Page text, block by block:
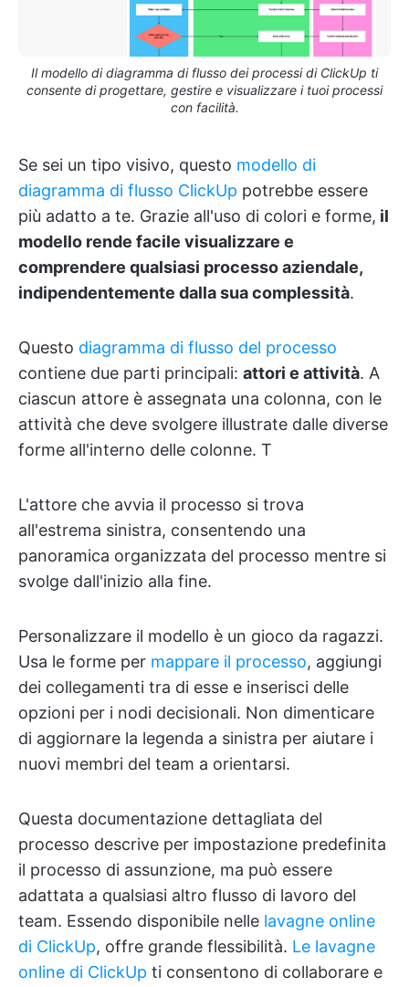
Il modello di diagramma di flusso dei processi di ClickUp ti
consente di progettare, gestire e visualizzare i tuoi processi
con facilità.
Se sei un tipo visivo, questo modello di
diagramma di flusso ClickUp potrebbe essere
più adatto a te. Grazie all'uso di colori e forme, il
modello rende facile visualizzare e
comprendere qualsiasi processo aziendale,
indipendentemente dalla sua complessità.
Questo diagramma di flusso del processo
contiene due parti principali: attori e attività. A
ciascun attore è assegnata una colonna, con le
attività che deve svolgere illustrate dalle diverse
forme all'interno delle colonne. T
L'attore che avvia il processo si trova
all'estrema sinistra, consentendo una
panoramica organizzata del processo mentre si
svolge dall'inizio alla fine.
Personalizzare il modello è un gioco da ragazzi.
Usa le forme per mappare il processo, aggiungi
dei collegamenti tra di esse e inserisci delle
opzioni per i nodi decisionali. Non dimenticare
di aggiornare la legenda a sinistra per aiutare i
nuovi membri del team a orientarsi.
Questa documentazione dettagliata del
processo descrive per impostazione predefinita
il processo di assunzione, ma può essere
adattata a qualsiasi altro flusso di lavoro del
team. Essendo disponibile nelle lavagne online
di ClickUp, offre grande flessibilità. Le lavagne
online di ClickUp ti consentono di collaborare e